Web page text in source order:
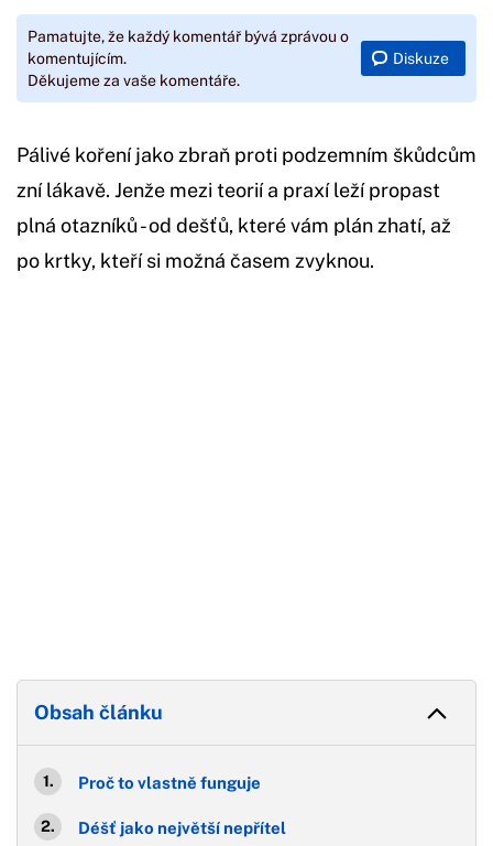
Pamatujte, že každý komentář bývá zprávou o
komentujícím.
Děkujeme za vaše komentáře.
Diskuze
Pálivé koření jako zbraň proti podzemním škůdcům
zní lákavě. Jenže mezi teorií a praxí leží propast
plná otazníků - od dešťů, které vám plán zhatí, až
po krtky, kteří si možná časem zvyknou.
Obsah článku
Proč to vlastně funguje
Déšť jako největší nepřítel